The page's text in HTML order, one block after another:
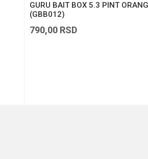
GURU BAIT BOX 5.3 PINT
(GBB012)
790,00 RSD